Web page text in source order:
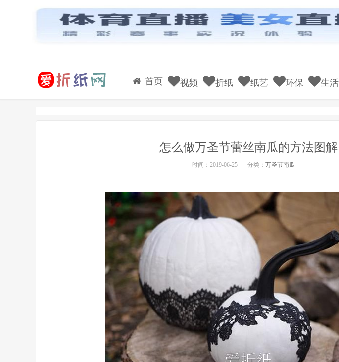
首页 视频 折纸 纸艺 环保 生活
怎么做万圣节蕾丝南瓜的方法图解
时间：2019-06-25 分类： 万圣节南瓜